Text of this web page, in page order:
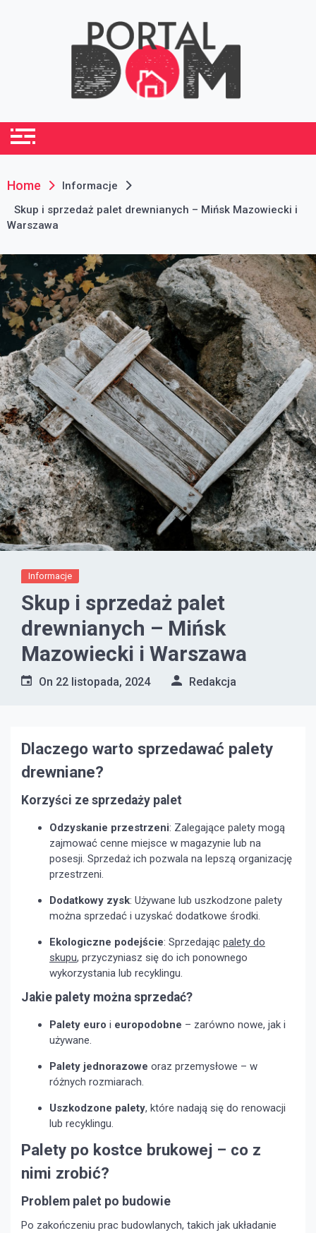
portaldom.com.pl
Home
Informacje
Skup i sprzedaż palet drewnianych – Mińsk Mazowiecki i
Warszawa
Informacje
Skup i sprzedaż palet
drewnianych – Mińsk
Mazowiecki i Warszawa
On 22 listopada, 2024 Redakcja
Dlaczego warto sprzedawać palety
drewniane?
Korzyści ze sprzedaży palet
Odzyskanie przestrzeni: Zalegające palety mogą
zajmować cenne miejsce w magazynie lub na
posesji. Sprzedaż ich pozwala na lepszą organizację
przestrzeni.
Dodatkowy zysk: Używane lub uszkodzone palety
można sprzedać i uzyskać dodatkowe środki.
Ekologiczne podejście: Sprzedając palety do
skupu, przyczyniasz się do ich ponownego
wykorzystania lub recyklingu.
Jakie palety można sprzedać?
Palety euro i europodobne – zarówno nowe, jak i
używane.
Palety jednorazowe oraz przemysłowe – w
różnych rozmiarach.
Uszkodzone palety, które nadają się do renowacji
lub recyklingu.
Palety po kostce brukowej – co z
nimi zrobić?
Problem palet po budowie
Po zakończeniu prac budowlanych, takich jak układanie